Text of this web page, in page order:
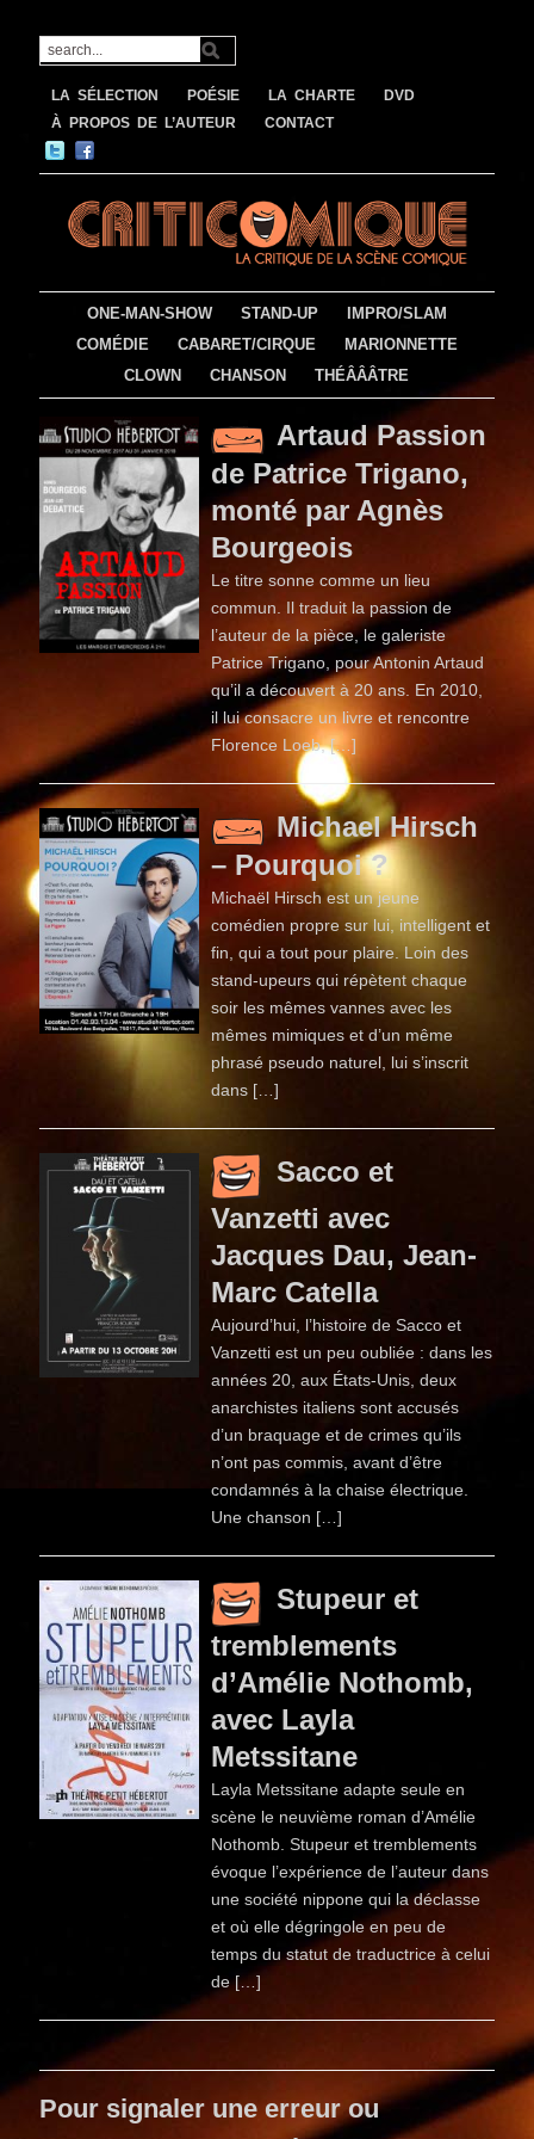
LA SÉLECTION POÉSIE LA CHARTE
DVD
À PROPOS DE L’AUTEUR
CONTACT
ONE-MAN-SHOW STAND-UP
IMPRO/SLAM
COMÉDIE
CABARET/CIRQUE
MARIONNETTE
CLOWN
CHANSON THÉÂÂÂTRE
Artaud Passion
de Patrice Trigano,
monté par Agnès
Bourgeois
Le titre sonne comme un lieu
commun. Il traduit la passion de
l’auteur de la pièce, le galeriste
Patrice Trigano, pour Antonin Artaud
qu’il a découvert à 20 ans. En 2010,
il lui consacre un livre et rencontre
Florence Loeb, […]
Michael Hirsch
– Pourquoi ?
Michaël Hirsch est un jeune
comédien propre sur lui, intelligent et
fin, qui a tout pour plaire. Loin des
stand-upeurs qui répètent chaque
soir les mêmes vannes avec les
mêmes mimiques et d’un même
phrasé pseudo naturel, lui s’inscrit
dans […]
Sacco et
Vanzetti avec
Jacques Dau, Jean-
Marc Catella
Aujourd’hui, l’histoire de Sacco et
Vanzetti est un peu oubliée : dans les
années 20, aux États-Unis, deux
anarchistes italiens sont accusés
d’un braquage et de crimes qu’ils
n’ont pas commis, avant d’être
condamnés à la chaise électrique.
Une chanson […]
Stupeur et
tremblements
d’Amélie Nothomb,
avec Layla
Metssitane
Layla Metssitane adapte seule en
scène le neuvième roman d’Amélie
Nothomb. Stupeur et tremblements
évoque l’expérience de l’auteur dans
une société nippone qui la déclasse
et où elle dégringole en peu de
temps du statut de traductrice à celui
de […]
Pour signaler une erreur ou